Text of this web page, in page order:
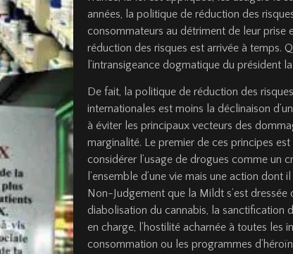
années, la politique de réduction des
consommateurs au détriment de leur
réduction des risques est arrivée à temps.
l’intransigeance dog­matique du président
De fait, la politique de réduction des
internationales est moins la déclinai­son
à éviter les principaux vecteurs des
marginalité. Le premier de ces principes
considérer l’usage de drogues comme un
l’ensemble d’une vie mais une action
Non-Judgement que la Mildt s’est
diabo­lisation du cannabis, la sanctification
en charge, l’hostilité acharnée à toutes les
consommation ou les programmes